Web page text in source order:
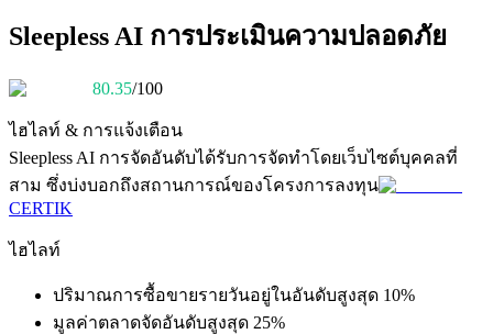
แนะนำ
คู่มือเริ่มต้นฟิวเจอร์ส
Sleepless AI การประเมินความปลอดภัย
80.35/100
ไฮไลท์ & การแจ้งเตือน
Sleepless AI การจัดอันดับได้รับการจัดทำโดยเว็บไซต์บุคคลที่
สาม ซึ่งบ่งบอกถึงสถานการณ์ของโครงการลงทุน
CERTIK
ไฮไลท์
ปริมาณการซื้อขายรายวันอยู่ในอันดับสูงสุด 10%
มูลค่าตลาดจัดอันดับสูงสุด 25%